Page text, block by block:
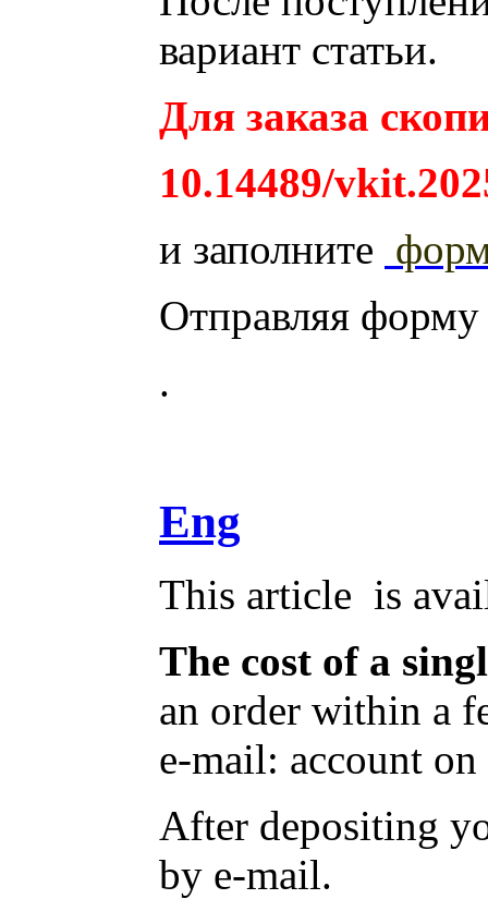
вариант статьи.
Для заказа
10.14489/
и заполните
Отправляя
.
Eng
This article is
The cost of a
an order within a
e-mail: account
After depositing
by e-mail.